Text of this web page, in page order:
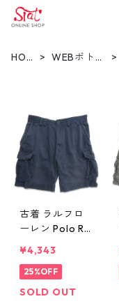
HOM
WEBボトム
古着 ラルフロ
ーレン Polo Ral
ゴ ショートパ
ンツ ハーフパ
ンツ ネイビー
¥4,343
25%OFF
SOLD OUT